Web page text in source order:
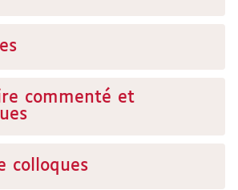
commenté et
colloques